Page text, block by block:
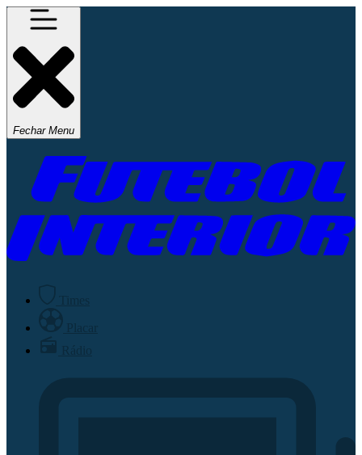
Fechar Menu
Times
Placar
Rádio